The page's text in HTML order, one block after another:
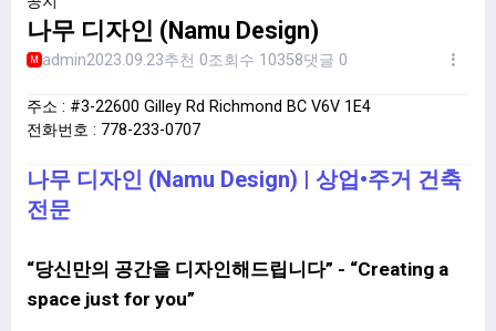
나무 디자인 (Namu Design)
M admin2023.09.23추천 0조회수 10358댓글 0
주소 : #3-22600 Gilley Rd Richmond BC V6V 1E4
전화번호 : 778-233-0707
나무 디자인 (Namu Design) | 상업•주거 건축
전문
“당신만의 공간을 디자인해드립니다” - “Creating a
space just for you”